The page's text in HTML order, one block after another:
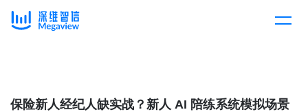
产品总览
解决方案
保险新人经纪人缺实战？新人 AI 陪练系统模拟场景